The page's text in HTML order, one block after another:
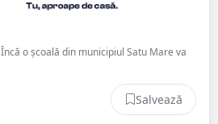
Încă o școală din municipiul Satu Mare va
Salvează